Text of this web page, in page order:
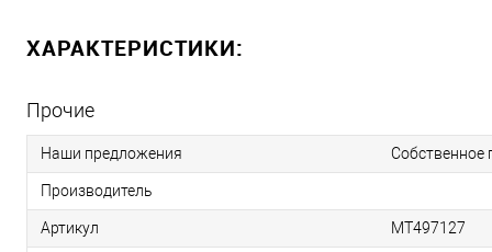
ХАРАКТЕРИСТИКИ:
Прочие
Наши предложения Собственное
Производитель
Артикул МТ497127